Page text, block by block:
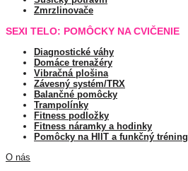
Zmrzlinovače
SEXI TELO: POMÔCKY NA CVIČENIE
Diagnostické váhy
Domáce trenažéry
Vibračná plošina
Závesný systém/TRX
Balančné pomôcky
Trampolínky
Fitness podložky
Fitness náramky a hodinky
Pomôcky na HIIT a funkčný tréning
O nás